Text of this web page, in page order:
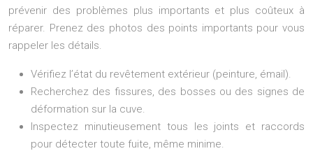
prévenir des problèmes plus importants et plus coûteux à
réparer. Prenez des photos des points importants pour vous
rappeler les détails.
Vérifiez l’état du revêtement extérieur (peinture, émail).
Recherchez des fissures, des bosses ou des signes de
déformation sur la cuve.
Inspectez minutieusement tous les joints et raccords
pour détecter toute fuite, même minime.